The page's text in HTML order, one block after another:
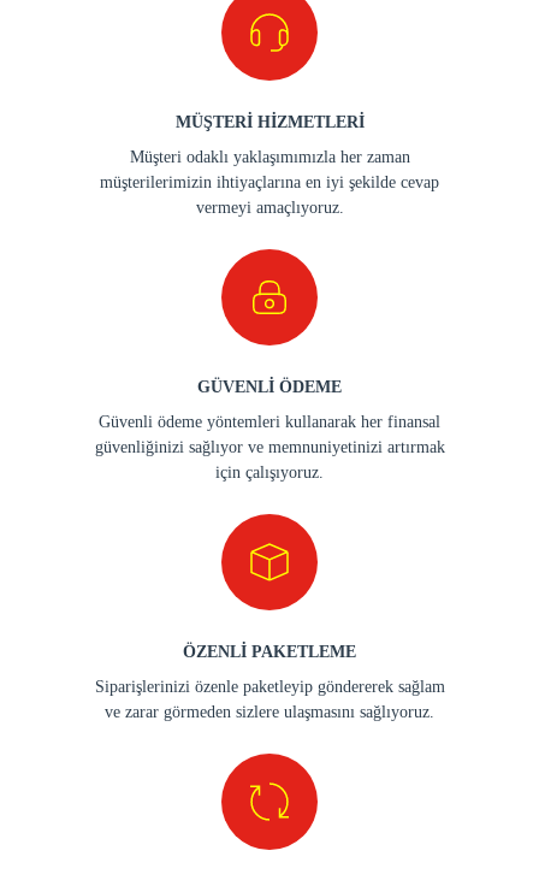
MÜŞTERİ HİZMETLERİ
Müşteri odaklı yaklaşımımızla her zaman
müşterilerimizin ihtiyaçlarına en iyi şekilde cevap
vermeyi amaçlıyoruz.
GÜVENLİ ÖDEME
Güvenli ödeme yöntemleri kullanarak her finansal
güvenliğinizi sağlıyor ve memnuniyetinizi artırmak
için çalışıyoruz.
ÖZENLİ PAKETLEME
Siparişlerinizi özenle paketleyip göndererek sağlam
ve zarar görmeden sizlere ulaşmasını sağlıyoruz.